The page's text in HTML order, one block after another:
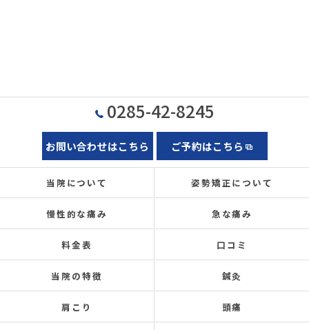
0285-42-8245
お問い合わせはこちら ご予約はこちら
当院について 姿勢矯正について
慢性的な痛み 急な痛み
料金表 口コミ
当院の特徴 鍼灸
肩こり 頭痛